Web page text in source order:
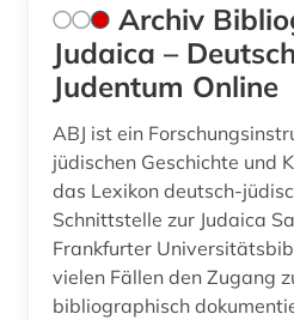
Archiv
Judaica –
Judentum Online
ABJ ist ein
jüdischen Geschichte und
das Lexikon deutsch-
Schnittstelle zur Judaica
Frankfurter
vielen Fällen den Zugang
bibliographisch